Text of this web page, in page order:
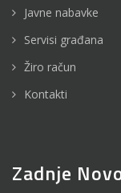
Javne nabavke
Servisi građana
Žiro račun
Kontakti
Zadnje